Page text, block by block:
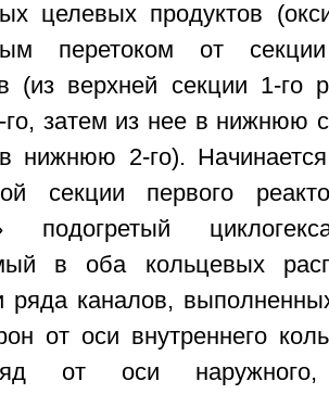
целевых продуктов
перетоком от
(из верхней секции 1-го
затем из нее в нижнюю
нижнюю 2-го).
секции первого
подогретый
в оба кольцевых
ряда каналов,
от оси внутреннего
от оси наружного,